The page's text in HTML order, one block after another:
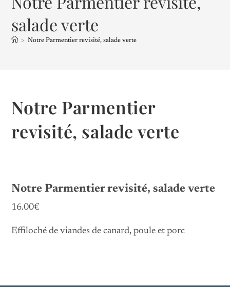
salade verte
> Notre Parmentier revisité, salade verte
Notre Parmentier
revisité, salade verte
Notre Parmentier revisité, salade verte
16.00€
Effiloché de viandes de canard, poule et porc